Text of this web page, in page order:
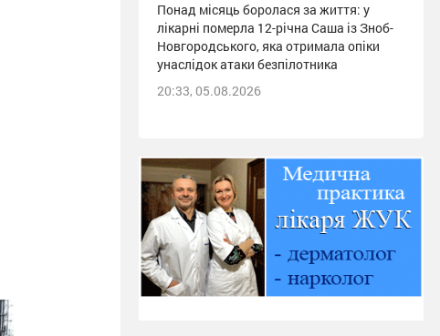
Понад місяць боролася за життя: у
лікарні померла 12-річна Саша із Зноб-
Новгородського, яка отримала опіки
унаслідок атаки безпілотника
20:33, 05.08.2026